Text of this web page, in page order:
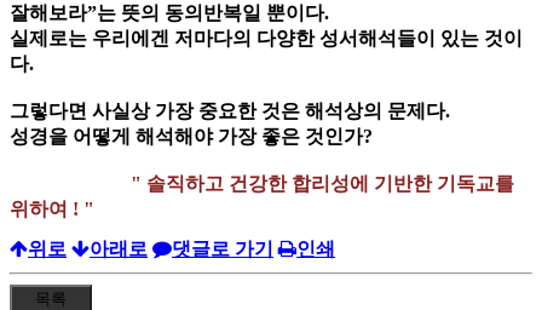
잘해보라”는 뜻의 동의반복일 뿐이다.
실제로는 우리에겐 저마다의 다양한 성서해석들이 있는 것이
다.
그렇다면 사실상 가장 중요한 것은 해석상의 문제다.
성경을 어떻게 해석해야 가장 좋은 것인가?
" 솔직하고 건강한 합리성에 기반한 기독교를
위하여 ! "
위로
아래로 댓글로 가기 인쇄
목록